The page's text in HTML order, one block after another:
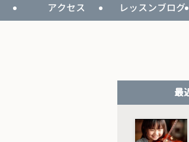
アクセス レッスンブログ
最